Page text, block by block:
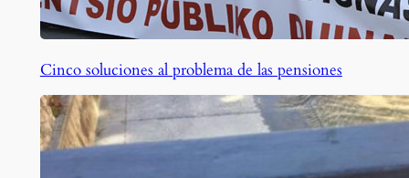
Cinco soluciones al problema de las pensiones